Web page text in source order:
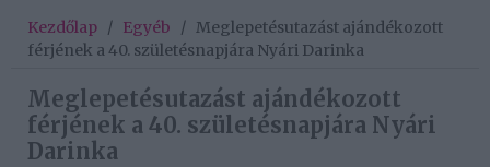
Kezdőlap / Egyéb / Meglepetésutazást ajándékozott
férjének a 40. születésnapjára Nyári Darinka
Meglepetésutazást ajándékozott
férjének a 40. születésnapjára Nyári
Darinka